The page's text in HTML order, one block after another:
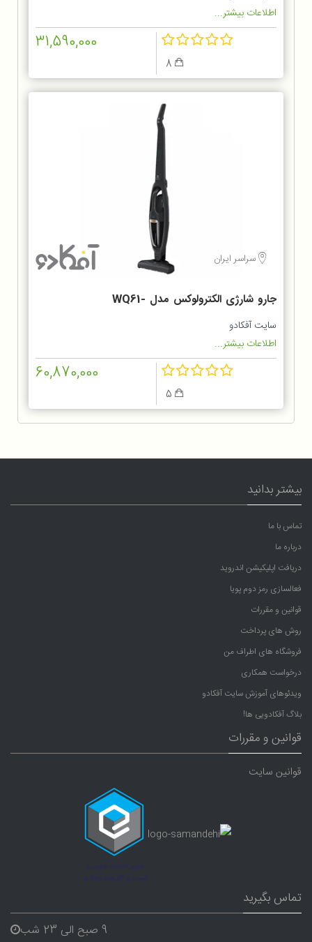
اطلاعات بیشتر...
31,590,000
سراسر ایران
جارو شارژی الکترولوکس مدل WQ61-
1OGG
سایت آفکادو
اطلاعات بیشتر...
60,870,000
بیشتر بدانید
تماس با ما
درباره ما
دریافت اپلیکیشن اندروید
فعالسازی رمز دوم پویا
قوانین و مقررات
روش های پرداخت
فروشگاه های اطراف من
درخواست همکاری
ویدئوهای آموزش سایت آفکادو
بلاگ آفکادویی ها!
قوانین و مقررات
قوانین سایت
تماس بگیرید
9 صبح الی 23 شب